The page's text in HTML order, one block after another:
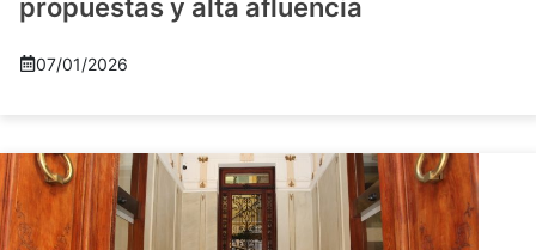
propuestas y alta afluencia
07/01/2026